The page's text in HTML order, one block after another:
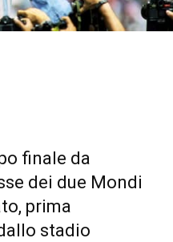
finale da
dei due Mondi
prima
stadio